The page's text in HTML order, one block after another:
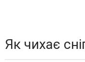
Як чихає